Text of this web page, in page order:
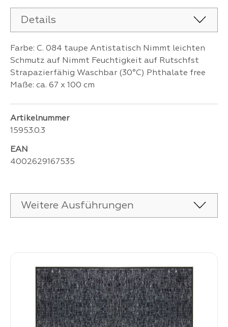
Details
Farbe: C. 084 taupe Antistatisch Nimmt leichten
Schmutz auf Nimmt Feuchtigkeit auf Rutschfst
Strapazierfähig Waschbar (30°C) Phthalate free
Maße: ca. 67 x 100 cm
Artikelnummer
15953.0.3
EAN
4002629167535
Weitere Ausführungen